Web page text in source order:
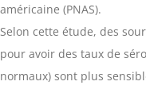
américaine (PNAS).
Selon cette étude, des
pour avoir des taux de
normaux) sont plus